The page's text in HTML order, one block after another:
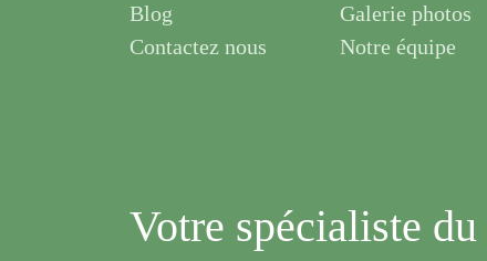
Blog
Contactez nous
Galerie photos
Notre équipe
Votre spécialiste du